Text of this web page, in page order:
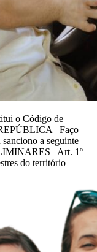
o Código de
Faço
a seguinte
Art. 1º
do território